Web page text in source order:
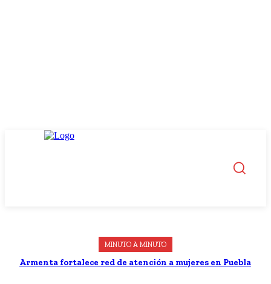
MINUTO A MINUTO
Armenta fortalece red de atención a mujeres en Puebla